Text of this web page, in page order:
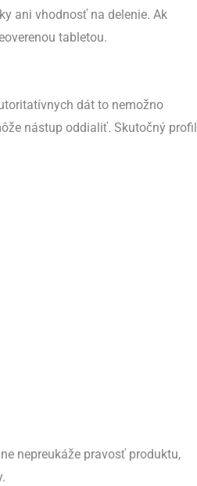
ani vhodnosť na delenie. Ak
tabletou.
dát to nemožno
nástup oddialiť. Skutočný profil
nepreukáže pravosť produktu,